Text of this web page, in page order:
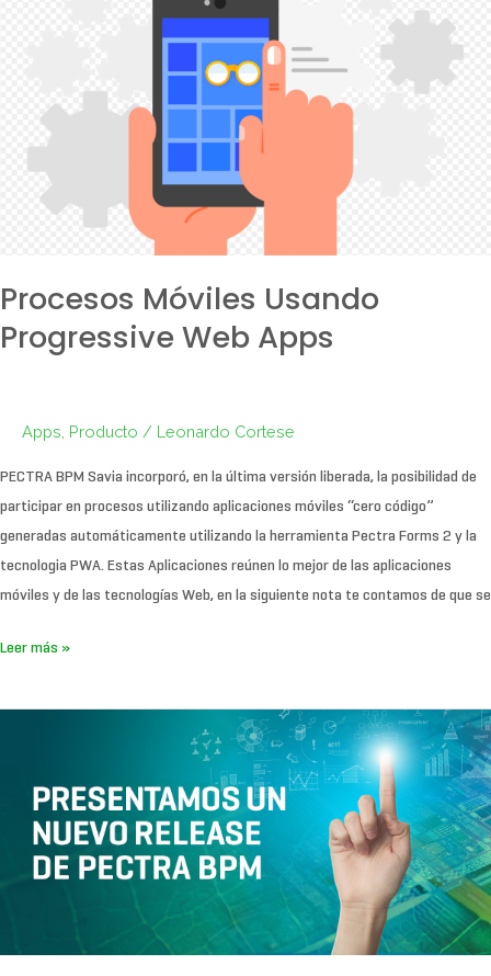
Procesos Móviles Usando
Progressive Web Apps
Apps Producto / Leonardo Cortese
PECTRA BPM Savia incorporó, en la última versión liberada, la posibilidad de
participar en procesos utilizando aplicaciones móviles “cero código”
generadas automáticamente utilizando la herramienta Pectra Forms 2 y la
tecnologia PWA. Estas Aplicaciones reúnen lo mejor de las aplicaciones
móviles y de las tecnologías Web, en la siguiente nota te contamos de que se
Leer más »
PECTRA